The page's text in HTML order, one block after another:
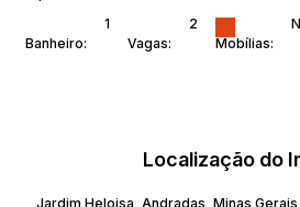
Banheiro:
1
Vagas:
2
Mobílias:
Localização do
Jardim Heloisa Andradas Minas Gerais